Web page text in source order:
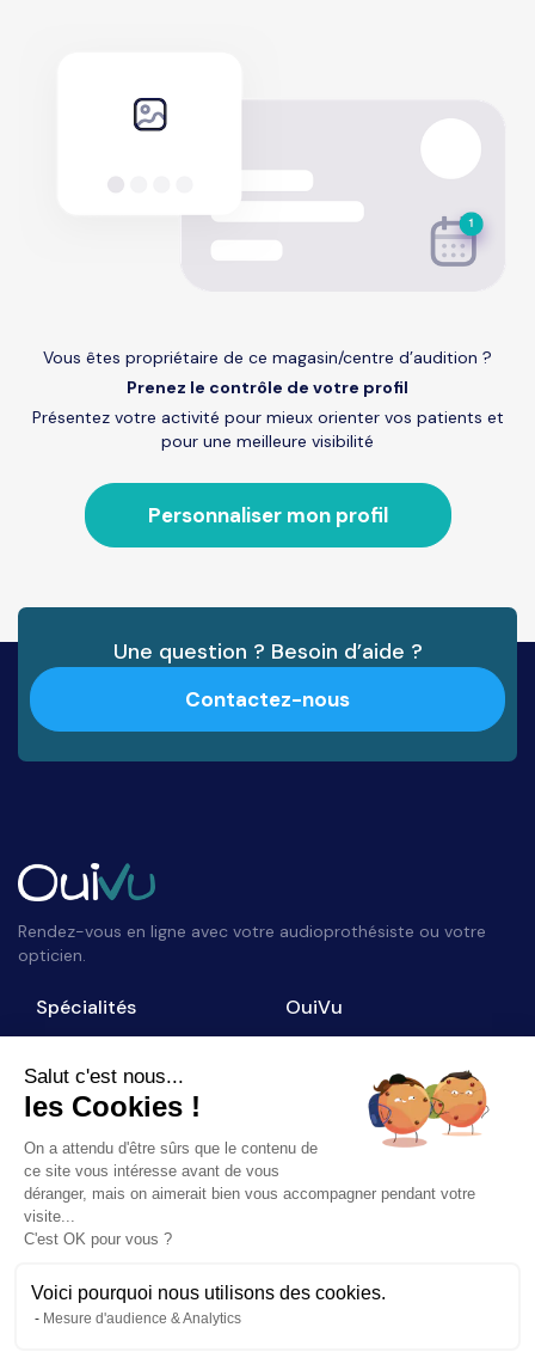
Vous êtes propriétaire de ce magasin/centre d’audition ?
Prenez le contrôle de votre profil
Présentez votre activité pour mieux orienter vos patients et
pour une meilleure visibilité
Personnaliser mon profil
Une question ? Besoin d’aide ?
Contactez-nous
Rendez-vous en ligne avec votre audioprothésiste ou votre
opticien.
Spécialités
Opticiens
Audioprothésistes
OuiVu
Qui sommes-nous ?
Nous contacter
Accès professionnel
Suivez-nous
©2026OuiVu. Tous droits réservés
Salut c'est nous...
les Cookies !
On a attendu d'être sûrs que le contenu de
ce site vous intéresse avant de vous
déranger, mais on aimerait bien vous accompagner pendant votre
visite...
C'est OK pour vous ?
Voici pourquoi nous utilisons des cookies.
Mesure d'audience & Analytics